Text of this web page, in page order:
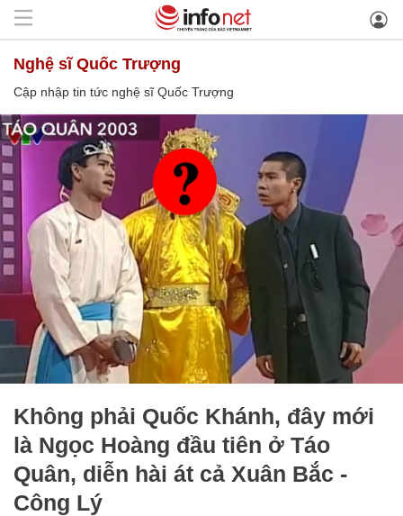
nghệ sĩ Quốc Trượng
Cập nhập tin tức nghệ sĩ Quốc Trượng
Không phải Quốc Khánh, đây mới
là Ngọc Hoàng đầu tiên ở Táo
Quân, diễn hài át cả Xuân Bắc -
Công Lý